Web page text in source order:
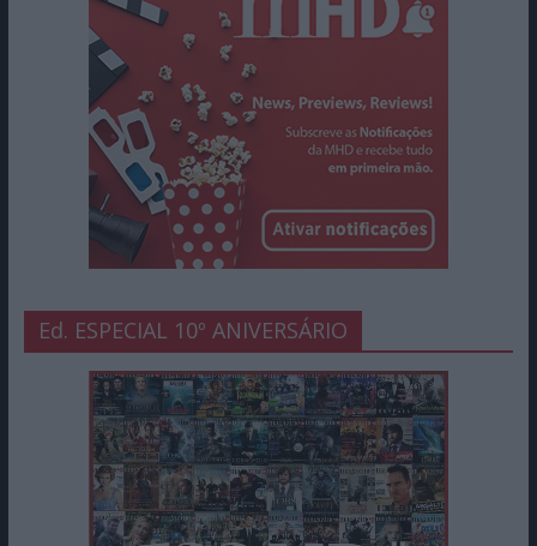
Ed. ESPECIAL 10º ANIVERSÁRIO